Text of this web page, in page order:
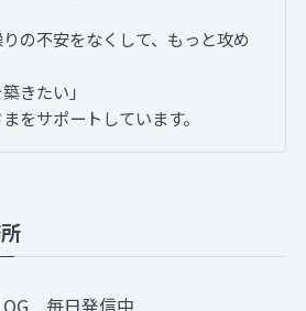
りの不安をなくして、もっと攻め
きたい」
をサポートしています。
毎日発信中